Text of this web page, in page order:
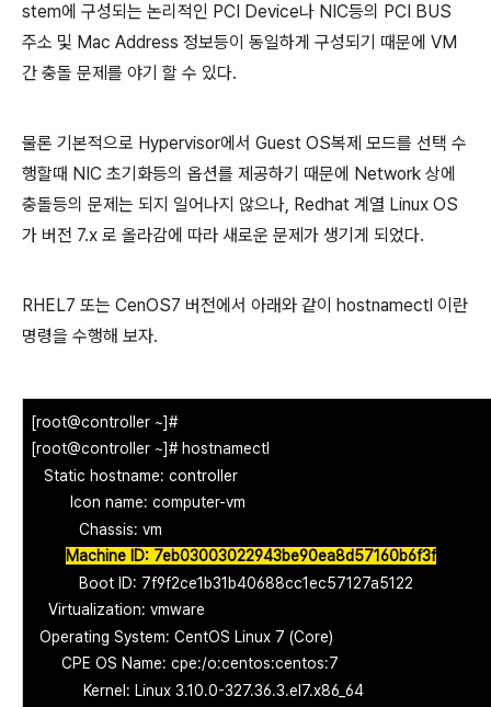
stem에 구성되는 논리적인 PCI Device나 NIC등의 PCI BUS
주소 및 Mac Address 정보등이 동일하게 구성되기 때문에 VM
간 충돌 문제를 야기 할 수 있다.
물론 기본적으로 Hypervisor에서 Guest OS복제 모드를 선택 수
행할때 NIC 초기화등의 옵션를 제공하기 때문에 Network 상에
충돌등의 문제는 되지 일어나지 않으나, Redhat 계열 Linux OS
가 버전 7.x 로 올라감에 따라 새로운 문제가 생기게 되었다.
RHEL7 또는 CenOS7 버전에서 아래와 같이 hostnamectl 이란
명령을 수행해 보자.
[root@controller ~]#
[root@controller ~]# hostnamectl
Static hostname: controller
Icon name: computer-vm
Chassis: vm
Machine ID: 7eb03003022943be90ea8d57160b6f3f
Boot ID: 7f9f2ce1b31b40688cc1ec57127a5122
Virtualization: vmware
Operating System: CentOS Linux 7 (Core)
CPE OS Name: cpe:/o:centos:centos:7
Kernel: Linux 3.10.0-327.36.3.el7.x86_64